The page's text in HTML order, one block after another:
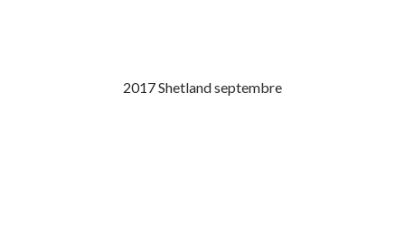
2017 Shetland septembre